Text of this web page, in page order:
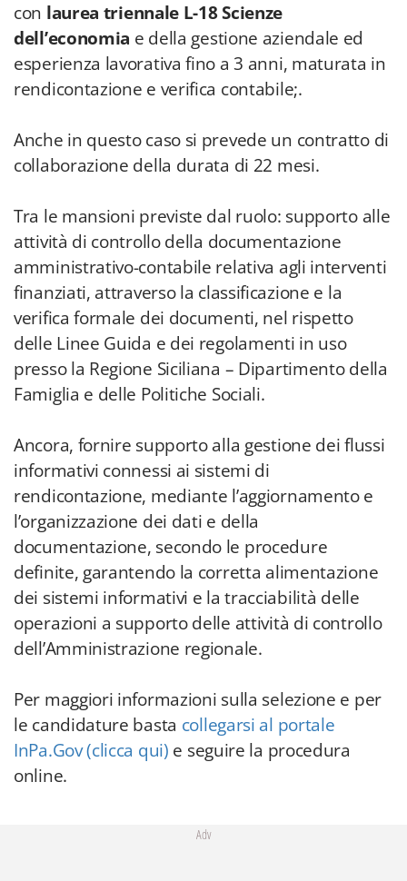
con laurea triennale L-18 Scienze
dell’economia e della gestione aziendale ed
esperienza lavorativa fino a 3 anni, maturata in
rendicontazione e verifica contabile;.
Anche in questo caso si prevede un contratto di
collaborazione della durata di 22 mesi.
Tra le mansioni previste dal ruolo: supporto alle
attività di controllo della documentazione
amministrativo-contabile relativa agli interventi
finanziati, attraverso la classificazione e la
verifica formale dei documenti, nel rispetto
delle Linee Guida e dei regolamenti in uso
presso la Regione Siciliana – Dipartimento della
Famiglia e delle Politiche Sociali.
Ancora, fornire supporto alla gestione dei flussi
informativi connessi ai sistemi di
rendicontazione, mediante l’aggiornamento e
l’organizzazione dei dati e della
documentazione, secondo le procedure
definite, garantendo la corretta alimentazione
dei sistemi informativi e la tracciabilità delle
operazioni a supporto delle attività di controllo
dell’Amministrazione regionale.
Per maggiori informazioni sulla selezione e per
le candidature basta collegarsi al portale
InPa.Gov (clicca qui) e seguire la procedura
online.
Adv